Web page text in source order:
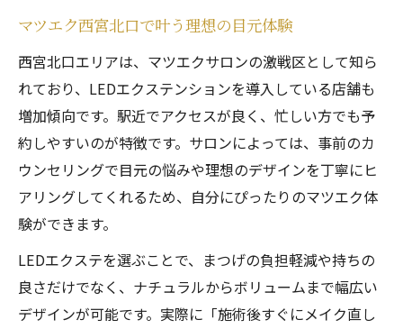
マツエク西宮北口で叶う理想の目元体験
西宮北口エリアは、マツエクサロンの激戦区として知ら
れており、LEDエクステンションを導入している店舗も
増加傾向です。駅近でアクセスが良く、忙しい方でも予
約しやすいのが特徴です。サロンによっては、事前のカ
ウンセリングで目元の悩みや理想のデザインを丁寧にヒ
アリングしてくれるため、自分にぴったりのマツエク体
験ができます。
LEDエクステを選ぶことで、まつげの負担軽減や持ちの
良さだけでなく、ナチュラルからボリュームまで幅広い
デザインが可能です。実際に「施術後すぐにメイク直し